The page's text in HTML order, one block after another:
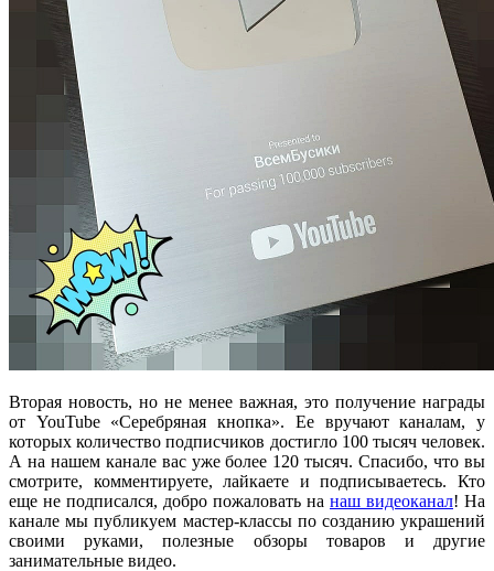
Вторая новость, но не менее важная, это получение награды
от YouTube «Серебряная кнопка». Ее вручают каналам, у
которых количество подписчиков достигло 100 тысяч человек.
А на нашем канале вас уже более 120 тысяч. Спасибо, что вы
смотрите, комментируете, лайкаете и подписываетесь. Кто
еще не подписался, добро пожаловать на наш видеоканал! На
канале мы публикуем мастер-классы по созданию украшений
своими руками, полезные обзоры товаров и другие
занимательные видео.